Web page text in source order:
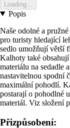
Loading...
Popis
Naše odolné a
pro turisty hledající
sedlo umožňují větší
Kalhoty také
materiálu na sedadle
nastavitelnou spodní
maximální pohodlí.
postarají o pohodlné
materiál. Viz složení
Přizpůsobení: